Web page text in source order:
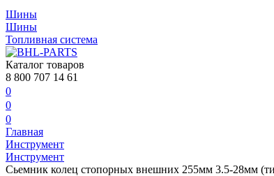
Шины
Шины
Топливная система
Каталог товаров
8 800 707 14 61
0
0
0
Главная
Инструмент
Инструмент
Сьемник колец стопорных внешних 255мм 3.5-28мм